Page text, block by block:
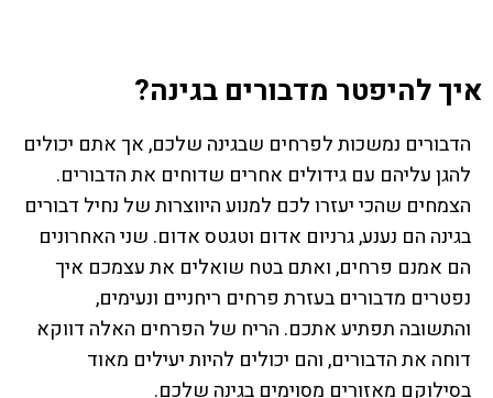
איך להיפטר מדבורים בגינה?
הדבורים נמשכות לפרחים שבגינה שלכם, אך אתם יכולים
להגן עליהם עם גידולים אחרים שדוחים את הדבורים.
הצמחים שהכי יעזרו לכם למנוע היווצרות של נחיל דבורים
בגינה הם נענע, גרניום אדום וטגטס אדום. שני האחרונים
הם אמנם פרחים, ואתם בטח שואלים את עצמכם איך
נפטרים מדבורים בעזרת פרחים ריחניים ונעימים,
והתשובה תפתיע אתכם. הריח של הפרחים האלה דווקא
דוחה את הדבורים, והם יכולים להיות יעילים מאוד
בסילוקם מאזורים מסוימים בגינה שלכם.